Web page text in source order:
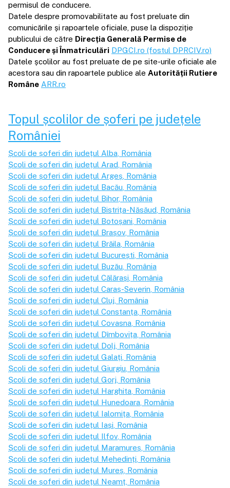
permisul de conducere.
Datele despre promovabilitate au fost preluate din
comunicările și rapoartele oficiale, puse la dispoziție
publicului de către Direcția Generală Permise de
Conducere și Înmatriculări DPGCI.ro (fostul DPRCIV.ro)
Datele școlilor au fost preluate de pe site-urile oficiale ale
acestora sau din rapoartele publice ale Autorității Rutiere
Române ARR.ro
Topul școlilor de șoferi pe județele
României
Școli de șoferi din județul Alba , România
Școli de șoferi din județul Arad , România
Școli de șoferi din județul Argeș , România
Școli de șoferi din județul Bacău , România
Școli de șoferi din județul Bihor, România
Școli de șoferi din județul Bistrița-Năsăud , România
Școli de șoferi din județul Botoșani , România
Școli de șoferi din județul Brașov , România
Școli de șoferi din județul Brăila , România
Școli de șoferi din județul București , România
Școli de șoferi din județul Buzău , România
Școli de șoferi din județul Călărași , România
Școli de șoferi din județul Caraș-Severin , România
Școli de șoferi din județul Cluj , România
Școli de șoferi din județul Constanța , România
Școli de șoferi din județul Covasna , România
Școli de șoferi din județul Dîmbovița , România
Școli de șoferi din județul Dolj , România
Școli de șoferi din județul Galați , România
Școli de șoferi din județul Giurgiu , România
Școli de șoferi din județul Gorj , România
Școli de șoferi din județul Harghita , România
Școli de șoferi din județul Hunedoara , România
Școli de șoferi din județul Ialomița , România
Școli de șoferi din județul Iași , România
Școli de șoferi din județul Ilfov , România
Școli de șoferi din județul Maramureș , România
Școli de șoferi din județul Mehedinți , România
Școli de șoferi din județul Mureș , România
Școli de șoferi din județul Neamț , România